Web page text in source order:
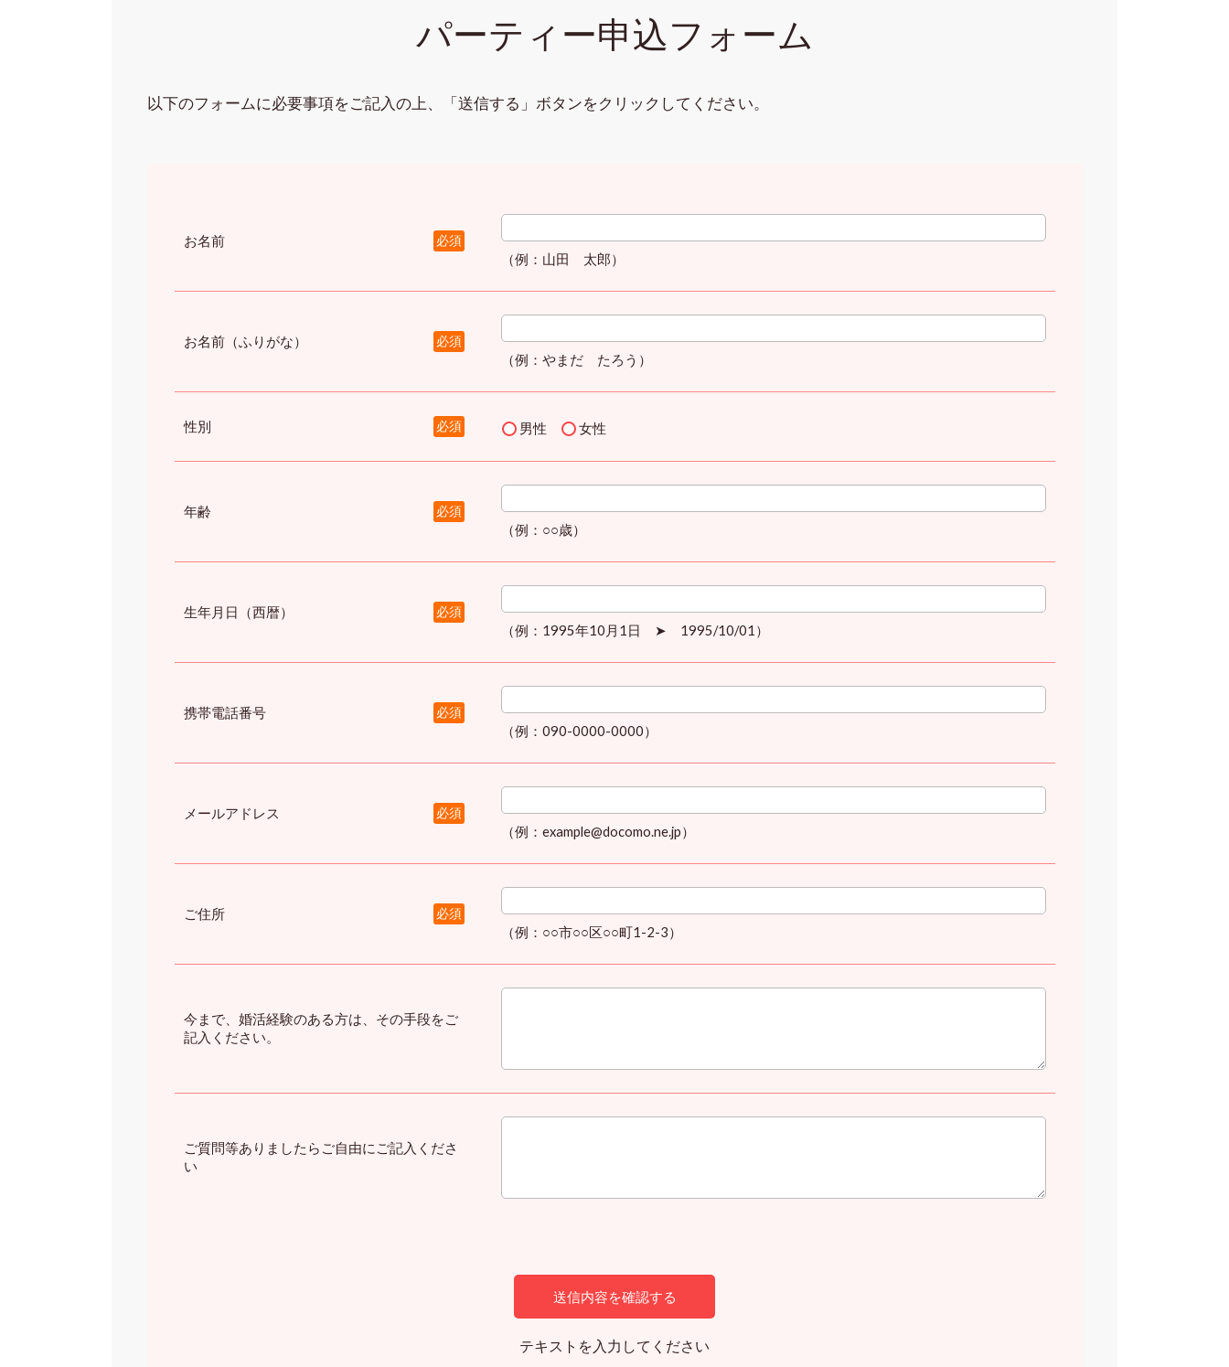
パーティー申込フォーム
以下のフォームに必要事項をご記入の上、「送信する」ボタンをクリックしてください。
お名前 必須
（例：山田 太郎）
お名前（ふりがな） 必須
（例：やまだ たろう）
性別 必須 男性 女性
年齢 必須
（例：○○歳）
生年月日（西暦） 必須
（例：1995年10月1日 ➤ 1995/10/01）
携帯電話番号 必須
（例：090-0000-0000）
メールアドレス 必須
（例：example@docomo.ne.jp）
ご住所 必須
（例：○○市○○区○○町1-2-3）
今まで、婚活経験のある方は、その手段をご
記入ください。
ご質問等ありましたらご自由にご記入くださ
い
テキストを入力してください